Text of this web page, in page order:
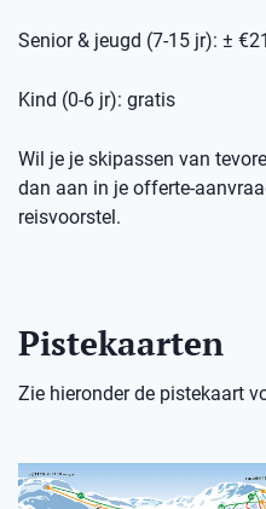
Senior & jeugd (7-15 jr): ±
Kind (0-6 jr): gratis
Wil je je skipassen van
dan aan in je offerte-
reisvoorstel.
Pistekaarten
Zie hieronder de pistekaart